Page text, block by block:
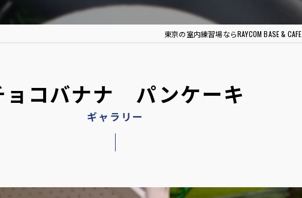
チーム
東京の室内練習場ならRAYCOM BASE & CAFE
ギャラリー
ョコバナナ パンケーキ